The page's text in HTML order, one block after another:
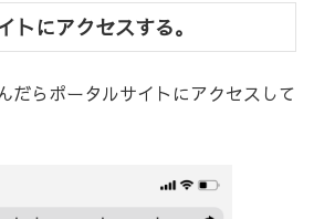
トにアクセスする。
だらポータルサイトにアクセスして